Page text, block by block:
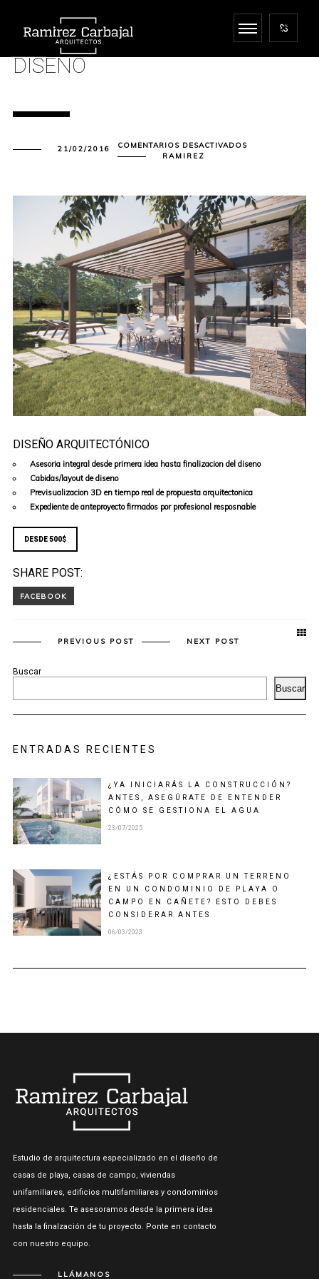
DISEÑO
21/02/2016 COMENTARIOS DESACTIVADOSEN
RAMIREZ
DISEÑO ARQUITECTÓNICO
Asesoria integral desde primera idea hasta finalizacion del diseno
Cabidas/layout de diseno
Previsualizacion 3D en tiempo real de propuesta arquitectonica
Expediente de anteproyecto firmados por profesional resposnable
DESDE 500$
SHARE POST:
PREVIOUS POST NEXT POST
Buscar
Buscar
ENTRADAS RECIENTES
¿YA INICIARÁS LA CONSTRUCCIÓN?
ANTES, ASEGÚRATE DE ENTENDER
CÓMO SE GESTIONA EL AGUA
23/07/2025
¿ESTÁS POR COMPRAR UN TERRENO
EN UN CONDOMINIO DE PLAYA O
CAMPO EN CAÑETE? ESTO DEBES
CONSIDERAR ANTES
06/03/2023
Estudio de arquitectura especializado en el diseño de
casas de playa, casas de campo, viviendas
unifamiliares, edificios multifamiliares y condominios
residenciales. Te asesoramos desde la primera idea
hasta la finalzación de tu proyecto. Ponte en contacto
con nuestro equipo.
LLÁMANOS